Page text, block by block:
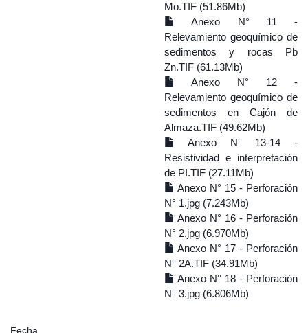
Mo.TIF (51.86Mb)
Anexo N° 11 -
Relevamiento geoquímico de
sedimentos y rocas Pb
Zn.TIF (61.13Mb)
Anexo N° 12 -
Relevamiento geoquímico de
sedimentos en Cajón de
Almaza.TIF (49.62Mb)
Anexo N° 13-14 -
Resistividad e interpretación
de PI.TIF (27.11Mb)
Anexo N° 15 - Perforación
N° 1.jpg (7.243Mb)
Anexo N° 16 - Perforación
N° 2.jpg (6.970Mb)
Anexo N° 17 - Perforación
N° 2A.TIF (34.91Mb)
Anexo N° 18 - Perforación
N° 3.jpg (6.806Mb)
Fecha